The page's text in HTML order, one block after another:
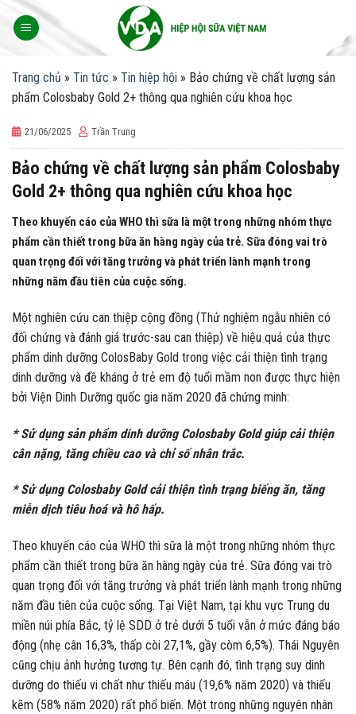
Trang chủ » Tin tức » Tin hiệp hội » Bảo chứng về chất lượng sản
phẩm Colosbaby Gold 2+ thông qua nghiên cứu khoa học
21/06/2025 Trần Trung
Bảo chứng về chất lượng sản phẩm Colosbaby
Gold 2+ thông qua nghiên cứu khoa học
Theo khuyến cáo của WHO thì sữa là một trong những nhóm thực
phẩm cần thiết trong bữa ăn hàng ngày của trẻ. Sữa đóng vai trò
quan trọng đối với tăng trưởng và phát triển lành mạnh trong
những năm đầu tiên của cuộc sống.
Một nghiên cứu can thiệp cộng đồng (Thử nghiệm ngẫu nhiên có
đối chứng và đánh giá trước-sau can thiệp) về hiệu quả của thực
phẩm dinh dưỡng ColosBaby Gold trong việc cải thiện tình trạng
dinh dưỡng và đề kháng ở trẻ em độ tuổi mầm non được thực hiện
bởi Viện Dinh Dưỡng quốc gia năm 2020 đã chứng minh:
* Sử dụng sản phẩm dinh dưỡng Colosbaby Gold giúp cải thiện
cân nặng, tăng chiều cao và chỉ số nhân trắc.
* Sử dụng Colosbaby Gold cải thiện tình trạng biếng ăn, tăng
miễn dịch tiêu hoá và hô hấp.
Theo khuyến cáo của WHO thì sữa là một trong những nhóm thực
phẩm cần thiết trong bữa ăn hàng ngày của trẻ. Sữa đóng vai trò
quan trọng đối với tăng trưởng và phát triển lành mạnh trong những
năm đầu tiên của cuộc sống. Tại Việt Nam, tại khu vực Trung du
miền núi phía Bắc, tỷ lệ SDD ở trẻ dưới 5 tuổi vẫn ở mức đáng báo
động (nhẹ cân 16,3%, thấp còi 27,1%, gầy còm 6,5%). Thái Nguyên
cũng chịu ảnh hưởng tương tự. Bên cạnh đó, tình trạng suy dinh
dưỡng do thiếu vi chất như thiếu máu (19,6% năm 2020) và thiếu
kẽm (58% năm 2020) rất phổ biến. Một trong những nguyên nhân